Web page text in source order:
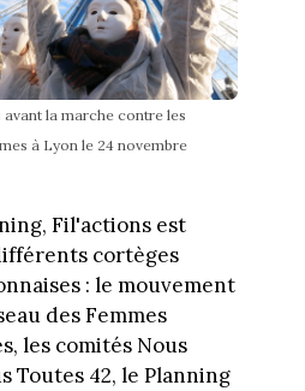
la marche contre les
à Lyon le 24 novembre
Fil'actions est
cortèges
: le mouvement
des Femmes
les comités Nous
Toutes 42, le Planning